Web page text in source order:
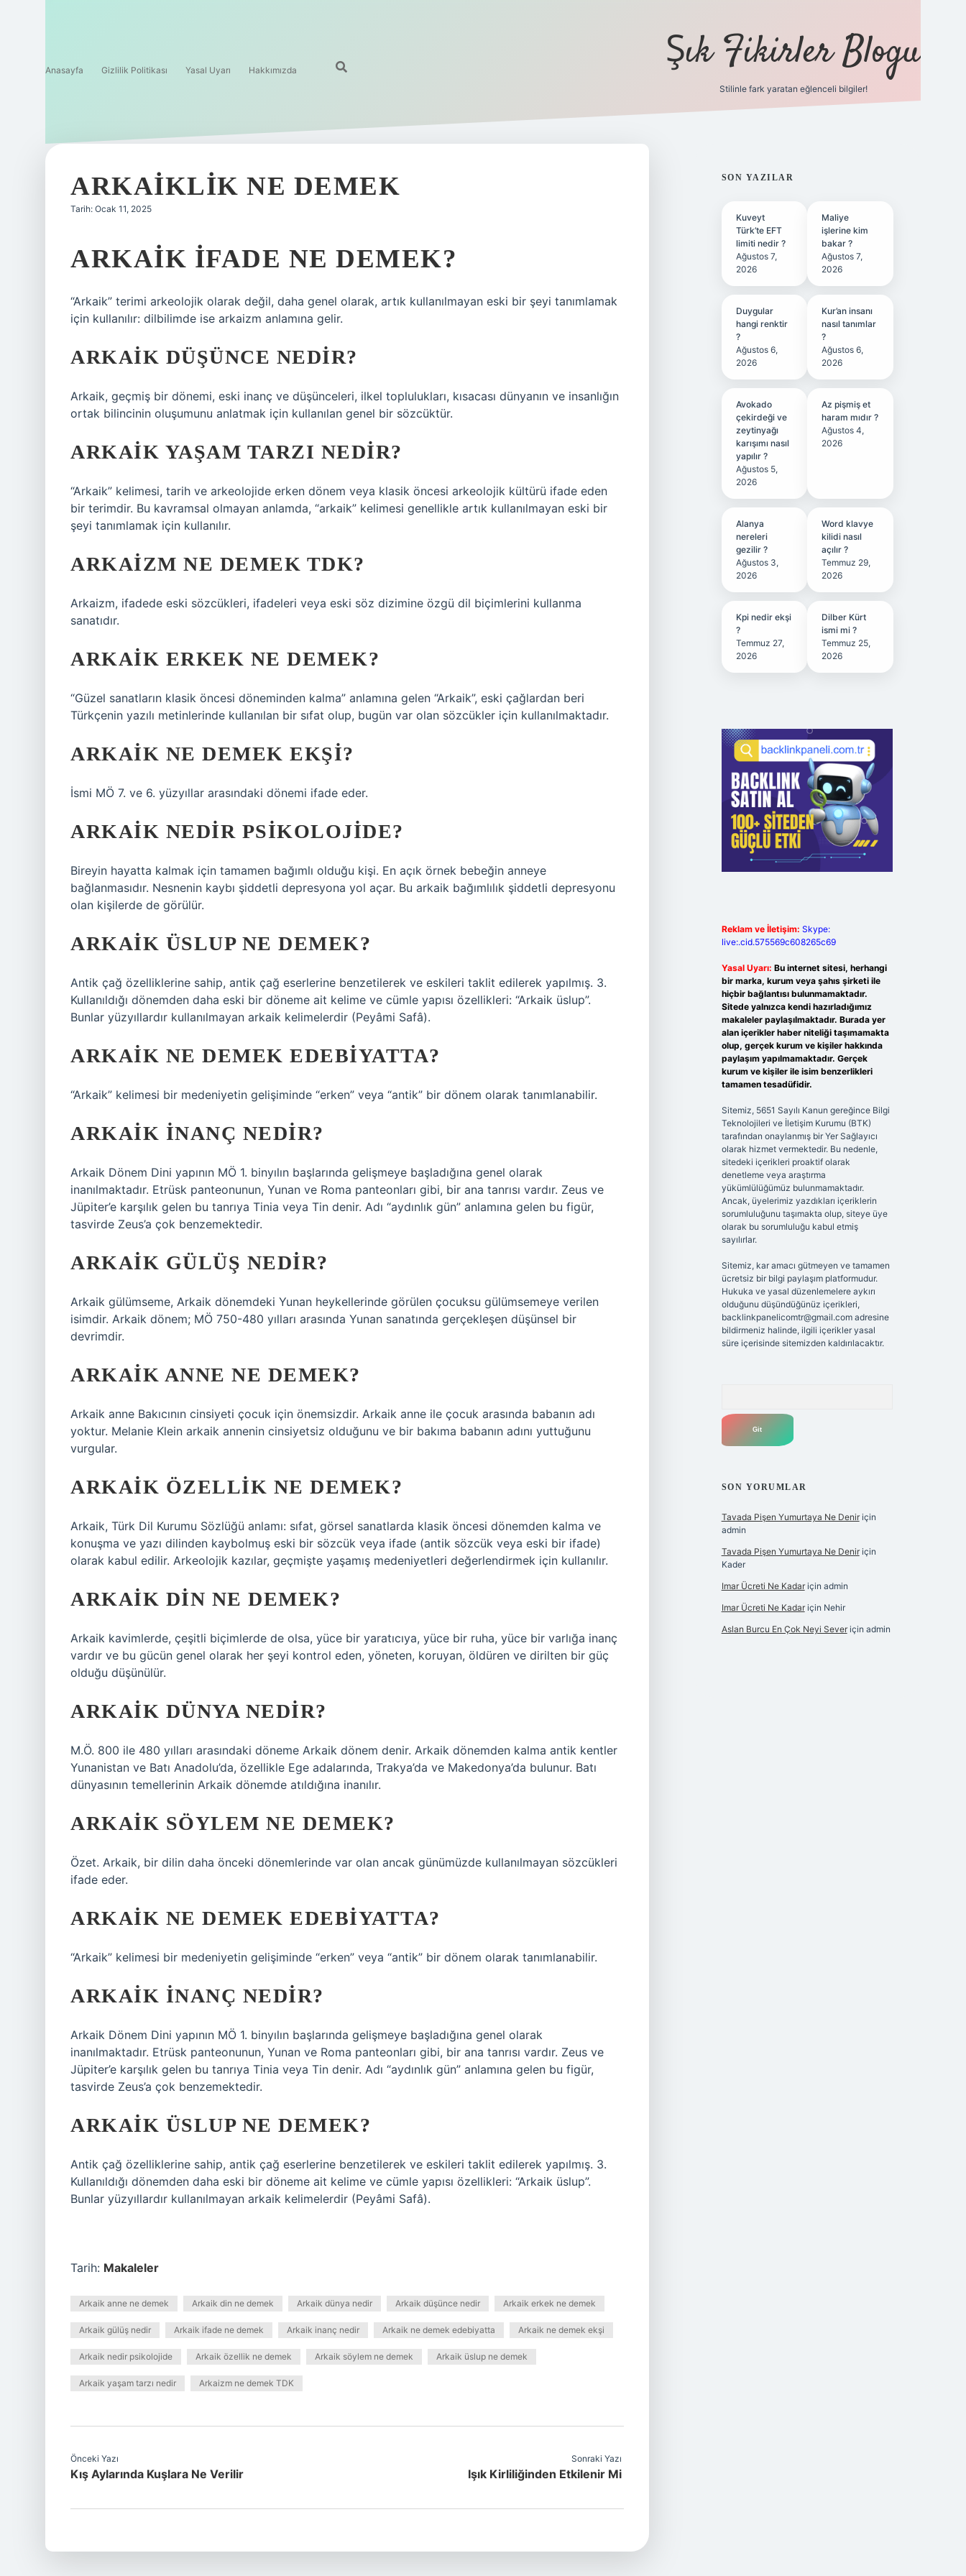
Anasayfa Gizlilik Politikası Yasal Uyarı Hakkımızda Şık Fikirler Blogu
Stilinle fark yaratan eğlenceli bilgiler!
ARKAIKLIK NE DEMEK
Tarih: Ocak 11, 2025
ARKAIK IFADE NE DEMEK?
“Arkaik” terimi arkeolojik olarak değil, daha genel olarak, artık kullanılmayan eski bir şeyi tanımlamak
için kullanılır: dilbilimde ise arkaizm anlamına gelir.
ARKAIK DÜŞÜNCE NEDIR?
Arkaik, geçmiş bir dönemi, eski inanç ve düşünceleri, ilkel toplulukları, kısacası dünyanın ve insanlığın
ortak bilincinin oluşumunu anlatmak için kullanılan genel bir sözcüktür.
ARKAIK YAŞAM TARZI NEDIR?
“Arkaik” kelimesi, tarih ve arkeolojide erken dönem veya klasik öncesi arkeolojik kültürü ifade eden
bir terimdir. Bu kavramsal olmayan anlamda, “arkaik” kelimesi genellikle artık kullanılmayan eski bir
şeyi tanımlamak için kullanılır.
ARKAIZM NE DEMEK TDK?
Arkaizm, ifadede eski sözcükleri, ifadeleri veya eski söz dizimine özgü dil biçimlerini kullanma
sanatıdır.
ARKAIK ERKEK NE DEMEK?
“Güzel sanatların klasik öncesi döneminden kalma” anlamına gelen “Arkaik”, eski çağlardan beri
Türkçenin yazılı metinlerinde kullanılan bir sıfat olup, bugün var olan sözcükler için kullanılmaktadır.
ARKAIK NE DEMEK EKŞI?
İsmi MÖ 7. ve 6. yüzyıllar arasındaki dönemi ifade eder.
ARKAIK NEDIR PSIKOLOJIDE?
Bireyin hayatta kalmak için tamamen bağımlı olduğu kişi. En açık örnek bebeğin anneye
bağlanmasıdır. Nesnenin kaybı şiddetli depresyona yol açar. Bu arkaik bağımlılık şiddetli depresyonu
olan kişilerde de görülür.
ARKAIK ÜSLUP NE DEMEK?
Antik çağ özelliklerine sahip, antik çağ eserlerine benzetilerek ve eskileri taklit edilerek yapılmış. 3.
Kullanıldığı dönemden daha eski bir döneme ait kelime ve cümle yapısı özellikleri: “Arkaik üslup”.
Bunlar yüzyıllardır kullanılmayan arkaik kelimelerdir (Peyâmi Safâ).
ARKAIK NE DEMEK EDEBIYATTA?
“Arkaik” kelimesi bir medeniyetin gelişiminde “erken” veya “antik” bir dönem olarak tanımlanabilir.
ARKAIK INANÇ NEDIR?
Arkaik Dönem Dini yapının MÖ 1. binyılın başlarında gelişmeye başladığına genel olarak
inanılmaktadır. Etrüsk panteonunun, Yunan ve Roma panteonları gibi, bir ana tanrısı vardır. Zeus ve
Jüpiter’e karşılık gelen bu tanrıya Tinia veya Tin denir. Adı “aydınlık gün” anlamına gelen bu figür,
tasvirde Zeus’a çok benzemektedir.
ARKAIK GÜLÜŞ NEDIR?
Arkaik gülümseme, Arkaik dönemdeki Yunan heykellerinde görülen çocuksu gülümsemeye verilen
isimdir. Arkaik dönem; MÖ 750-480 yılları arasında Yunan sanatında gerçekleşen düşünsel bir
devrimdir.
ARKAIK ANNE NE DEMEK?
Arkaik anne Bakıcının cinsiyeti çocuk için önemsizdir. Arkaik anne ile çocuk arasında babanın adı
yoktur. Melanie Klein arkaik annenin cinsiyetsiz olduğunu ve bir bakıma babanın adını yuttuğunu
vurgular.
ARKAIK ÖZELLIK NE DEMEK?
Arkaik, Türk Dil Kurumu Sözlüğü anlamı: sıfat, görsel sanatlarda klasik öncesi dönemden kalma ve
konuşma ve yazı dilinden kaybolmuş eski bir sözcük veya ifade (antik sözcük veya eski bir ifade)
olarak kabul edilir. Arkeolojik kazılar, geçmişte yaşamış medeniyetleri değerlendirmek için kullanılır.
ARKAIK DIN NE DEMEK?
Arkaik kavimlerde, çeşitli biçimlerde de olsa, yüce bir yaratıcıya, yüce bir ruha, yüce bir varlığa inanç
vardır ve bu gücün genel olarak her şeyi kontrol eden, yöneten, koruyan, öldüren ve dirilten bir güç
olduğu düşünülür.
ARKAIK DÜNYA NEDIR?
M.Ö. 800 ile 480 yılları arasındaki döneme Arkaik dönem denir. Arkaik dönemden kalma antik kentler
Yunanistan ve Batı Anadolu’da, özellikle Ege adalarında, Trakya’da ve Makedonya’da bulunur. Batı
dünyasının temellerinin Arkaik dönemde atıldığına inanılır.
ARKAIK SÖYLEM NE DEMEK?
Özet. Arkaik, bir dilin daha önceki dönemlerinde var olan ancak günümüzde kullanılmayan sözcükleri
ifade eder.
ARKAIK NE DEMEK EDEBIYATTA?
“Arkaik” kelimesi bir medeniyetin gelişiminde “erken” veya “antik” bir dönem olarak tanımlanabilir.
ARKAIK INANÇ NEDIR?
Arkaik Dönem Dini yapının MÖ 1. binyılın başlarında gelişmeye başladığına genel olarak
inanılmaktadır. Etrüsk panteonunun, Yunan ve Roma panteonları gibi, bir ana tanrısı vardır. Zeus ve
Jüpiter’e karşılık gelen bu tanrıya Tinia veya Tin denir. Adı “aydınlık gün” anlamına gelen bu figür,
tasvirde Zeus’a çok benzemektedir.
ARKAIK ÜSLUP NE DEMEK?
Antik çağ özelliklerine sahip, antik çağ eserlerine benzetilerek ve eskileri taklit edilerek yapılmış. 3.
Kullanıldığı dönemden daha eski bir döneme ait kelime ve cümle yapısı özellikleri: “Arkaik üslup”.
Bunlar yüzyıllardır kullanılmayan arkaik kelimelerdir (Peyâmi Safâ).
Tarih: Makaleler
Arkaik anne ne demek Arkaik din ne demek Arkaik dünya nedir Arkaik düşünce nedir Arkaik erkek ne demek
Arkaik gülüş nedir Arkaik ifade ne demek Arkaik inanç nedir Arkaik ne demek edebiyatta Arkaik ne demek ekşi
Arkaik nedir psikolojide Arkaik özellik ne demek Arkaik söylem ne demek Arkaik üslup ne demek
Arkaik yaşam tarzı nedir Arkaizm ne demek TDK
Önceki Yazı
Kış Aylarında Kuşlara Ne Verilir
Sonraki Yazı
Işık Kirliliğinden Etkilenir Mi
SIDEBAR
SON YAZILAR
Kuveyt
Türk’te EFT
limiti nedir ?
Ağustos 7,
2026
Maliye
işlerine kim
bakar ?
Ağustos 7,
2026
Duygular
hangi renktir
?
Ağustos 6,
2026
Kur’an insanı
nasıl tanımlar
?
Ağustos 6,
2026
Avokado
çekirdeği ve
zeytinyağı
karışımı nasıl
yapılır ?
Ağustos 5,
2026
Az pişmiş et
haram mıdır ?
Ağustos 4,
2026
Alanya
nereleri
gezilir ?
Ağustos 3,
2026
Word klavye
kilidi nasıl
açılır ?
Temmuz 29,
2026
Kpi nedir ekşi
?
Temmuz 27,
2026
Dilber Kürt
ismi mi ?
Temmuz 25,
2026
Reklam ve İletişim: Skype:
live:.cid.575569c608265c69
Yasal Uyarı: Bu internet sitesi, herhangi
bir marka, kurum veya şahıs şirketi ile
hiçbir bağlantısı bulunmamaktadır.
Sitede yalnızca kendi hazırladığımız
makaleler paylaşılmaktadır. Burada yer
alan içerikler haber niteliği taşımamakta
olup, gerçek kurum ve kişiler hakkında
paylaşım yapılmamaktadır. Gerçek
kurum ve kişiler ile isim benzerlikleri
tamamen tesadüfidir.
Sitemiz, 5651 Sayılı Kanun gereğince Bilgi
Teknolojileri ve İletişim Kurumu (BTK)
tarafından onaylanmış bir Yer Sağlayıcı
olarak hizmet vermektedir. Bu nedenle,
sitedeki içerikleri proaktif olarak
denetleme veya araştırma
yükümlülüğümüz bulunmamaktadır.
Ancak, üyelerimiz yazdıkları içeriklerin
sorumluluğunu taşımakta olup, siteye üye
olarak bu sorumluluğu kabul etmiş
sayılırlar.
Sitemiz, kar amacı gütmeyen ve tamamen
ücretsiz bir bilgi paylaşım platformudur.
Hukuka ve yasal düzenlemelere aykırı
olduğunu düşündüğünüz içerikleri,
backlinkpanelicomtr@gmail.comadresine
bildirmeniz halinde, ilgili içerikler yasal
süre içerisinde sitemizden kaldırılacaktır.
SON YORUMLAR
Tavada Pişen Yumurtaya Ne Deniriçin
admin
Tavada Pişen Yumurtaya Ne Deniriçin
Kader
Imar Ücreti Ne Kadariçin admin
Imar Ücreti Ne Kadariçin Nehir
Aslan Burcu En Çok Neyi Severiçin admin